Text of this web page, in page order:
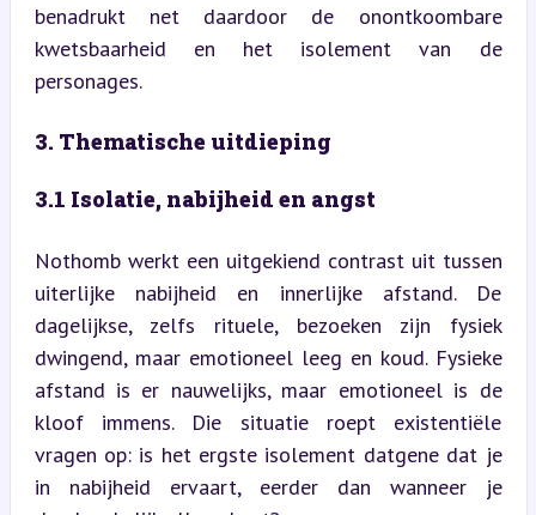
benadrukt net daardoor de onontkoombare
kwetsbaarheid en het isolement van de
personages.
3. Thematische uitdieping
3.1 Isolatie, nabijheid en angst
Nothomb werkt een uitgekiend contrast uit tussen
uiterlijke nabijheid en innerlijke afstand. De
dagelijkse, zelfs rituele, bezoeken zijn fysiek
dwingend, maar emotioneel leeg en koud. Fysieke
afstand is er nauwelijks, maar emotioneel is de
kloof immens. Die situatie roept existentiële
vragen op: is het ergste isolement datgene dat je
in nabijheid ervaart, eerder dan wanneer je